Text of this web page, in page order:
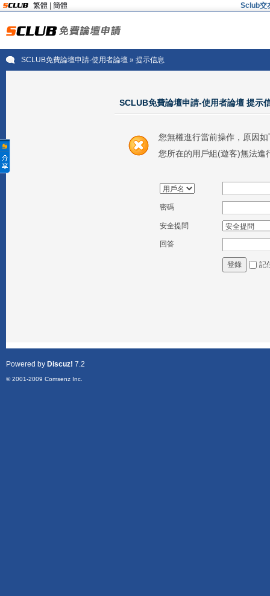
繁體 簡體 Sclub交
SCLUB免費論壇申請-使用者論壇» 提示信息
SCLUB免費論壇申請-使用者論壇 提示
您無權進行當前操作，原因如
您所在的用戶組(遊客)無法進
密碼
安全提問
回答
登錄 記
Powered by Discuz! 7.2
© 2001-2009 Comsenz Inc.